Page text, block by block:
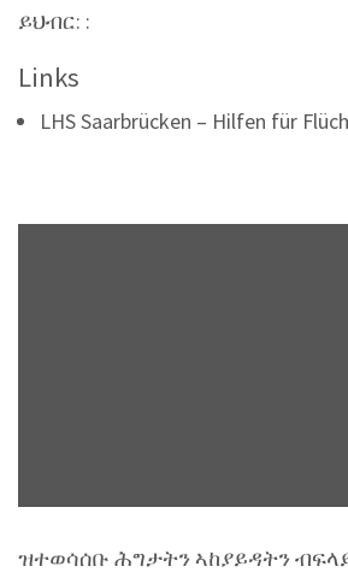
ይህብር: :
Links
LHS Saarbrücken – Hilfen für
ዝተወሳሰቡ ሕግታትን ኣከያይዳትን